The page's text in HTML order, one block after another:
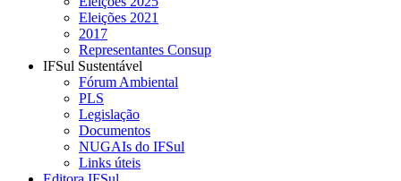
Eleições 2021
2017
Representantes Consup
IFSul Sustentável
Fórum Ambiental
PLS
Legislação
Documentos
NUGAIs do IFSul
Links úteis